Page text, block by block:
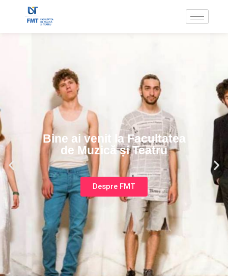
Bine ai venit la Facultatea
de Muzică și Teatru
Despre FMT